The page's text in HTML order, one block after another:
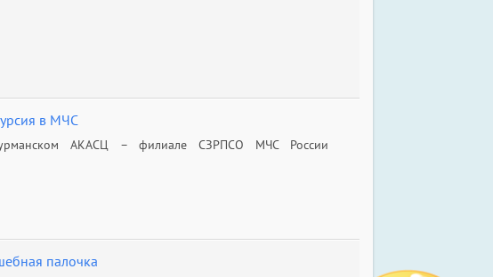
в МЧС
АКАСЦ – филиале СЗРПСО МЧС России
палочка